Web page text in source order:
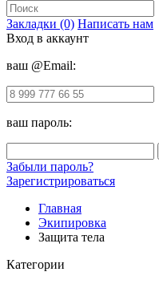
Закладки (0) Написать нам
Вход в аккаунт
ваш @Email:
ваш пароль:
Забыли пароль?
Зарегистрироваться
Главная
Экипировка
Защита тела
Категории